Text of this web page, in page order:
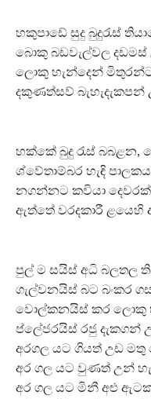
හකුපාඩේ සුදු බුදුරැස්
බොකු බඩවැල්වල දඩමස්
ලොකු හැන්දෙන්
දකුණත්සව් බැහැදැකපන්
හක්කේ බුදු රැස්
ශ්වේතාම්බර හැඳි
නගන්නට කවියා දෙවරක්
ඇත්තේ වරදකාරී
පුල් ම සයිස් අධි බලතල
ගැල්වනයිස් බට බංකර
වොල්කනයිස් කර ලොකු
ප්ලේජරයිස් රජු දැකගන්
අරගල යට ගියත් උඩ මතු
අර ගල යට වුණත් උන්
අර ගල යට මිනී අළු